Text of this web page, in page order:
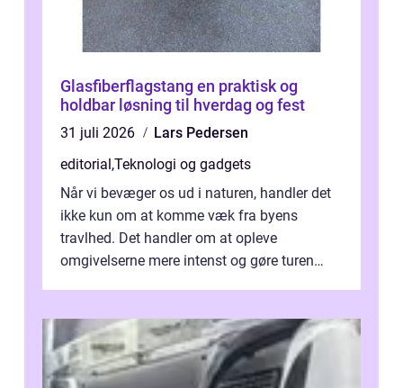
Glasfiberflagstang en praktisk og
holdbar løsning til hverdag og fest
31 juli 2026
Lars Pedersen
editorial ,Teknologi og gadgets
Når vi bevæger os ud i naturen, handler det
ikke kun om at komme væk fra byens
travlhed. Det handler om at opleve
omgivelserne mere intenst og gøre turen